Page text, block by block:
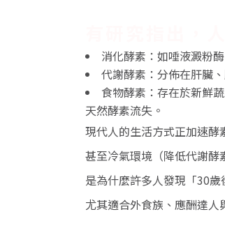
消化酵素：如唾液澱粉
代謝酵素：分佈在肝臟
食物酵素：存在於新鮮
天然酵素流失。
現代人的生活方式正加速
甚至冷氣環境（降低代謝酵
是為什麼許多人發現「30歲
尤其適合外食族、應酬達人